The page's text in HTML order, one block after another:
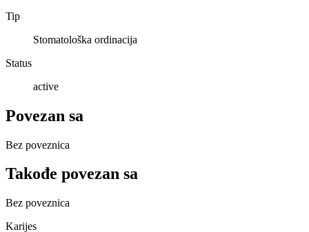
Tip
Stomatološka ordinacija
Status
active
Povezan sa
Bez poveznica
Takođe povezan sa
Bez poveznica
Karijes